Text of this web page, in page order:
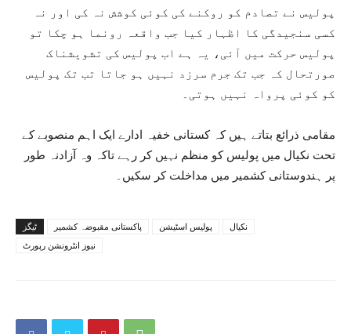
پولیس نے تصادم کو روکنے کی کوئی کوشش نہ کی اور نہ
کسی سنجیدگی کا اظہار کیا جب واقعہ رونما ہو چکا تو
پولیس حرکت میں آئی، یہ ہے اب پولیس کی تشویشناک
صورتحال کہ جب تک جرم سرزد نہیں ہو جاتا تب تک پولیس
کو کوئی پرواہ نہیں ہوتی۔
مقامی ذرائع بتاتے ہیں کہ کستانی خفیہ ادارے ایک اہم منصوبے کے
تحت نکیال میں پولیس کو منظم نہیں کر رہے تاکہ وہ آزادنہ طور
پر ہندوستانی کشمیر میں مداخلت کر سکیں۔
ٹیگز پاکستانی مقبوضہ کشمیر پولیس اسٹیشن
نکیال
نیوز انٹرونشن رپورٹ